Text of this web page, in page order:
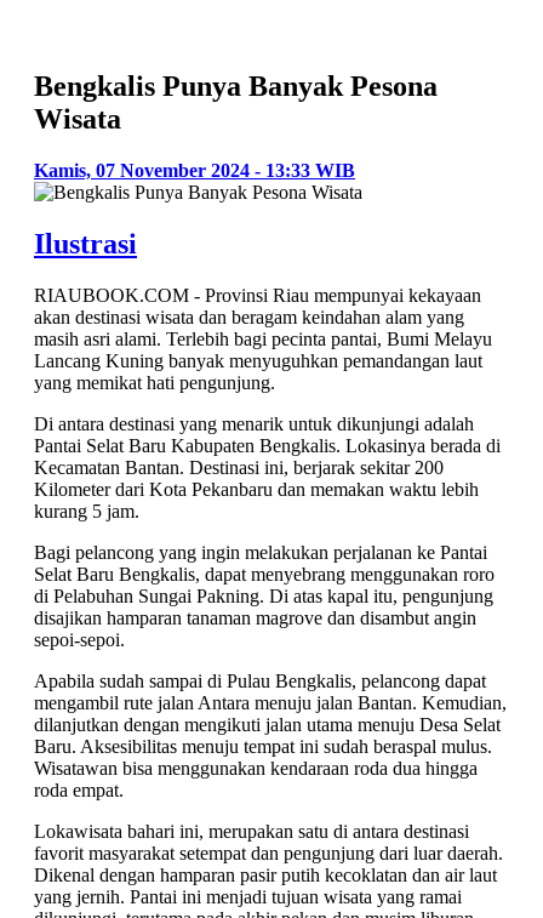
Bengkalis Punya Banyak Pesona
Wisata
Kamis, 07 November 2024 - 13:33 WIB
Ilustrasi
RIAUBOOK.COM - Provinsi Riau mempunyai kekayaan
akan destinasi wisata dan beragam keindahan alam yang
masih asri alami. Terlebih bagi pecinta pantai, Bumi Melayu
Lancang Kuning banyak menyuguhkan pemandangan laut
yang memikat hati pengunjung.
Di antara destinasi yang menarik untuk dikunjungi adalah
Pantai Selat Baru Kabupaten Bengkalis. Lokasinya berada di
Kecamatan Bantan. Destinasi ini, berjarak sekitar 200
Kilometer dari Kota Pekanbaru dan memakan waktu lebih
kurang 5 jam.
Bagi pelancong yang ingin melakukan perjalanan ke Pantai
Selat Baru Bengkalis, dapat menyebrang menggunakan roro
di Pelabuhan Sungai Pakning. Di atas kapal itu, pengunjung
disajikan hamparan tanaman magrove dan disambut angin
sepoi-sepoi.
Apabila sudah sampai di Pulau Bengkalis, pelancong dapat
mengambil rute jalan Antara menuju jalan Bantan. Kemudian,
dilanjutkan dengan mengikuti jalan utama menuju Desa Selat
Baru. Aksesibilitas menuju tempat ini sudah beraspal mulus.
Wisatawan bisa menggunakan kendaraan roda dua hingga
roda empat.
Lokawisata bahari ini, merupakan satu di antara destinasi
favorit masyarakat setempat dan pengunjung dari luar daerah.
Dikenal dengan hamparan pasir putih kecoklatan dan air laut
yang jernih. Pantai ini menjadi tujuan wisata yang ramai